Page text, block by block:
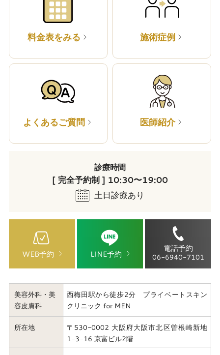
料金表をみる 施術症例
よくあるご質問 医師紹介
診療時間
[ 完全予約制 ] 10:30〜19:00
土日診療あり
WEB予約 LINE予約
電話予約
06-6940-7101
美容外科・美
容皮膚科
西梅田駅から徒歩2分 プライベートスキン
クリニック for MEN
所在地
〒530-0002 大阪府大阪市北区曽根崎新地
1-3-16 京富ビル2階